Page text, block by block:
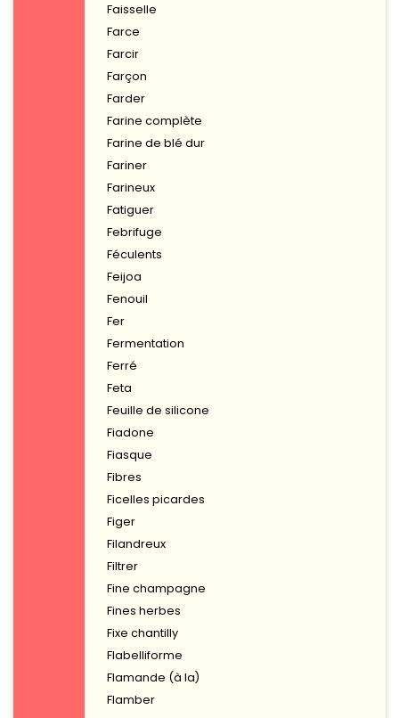
Faisselle
Farce
Farcir
Farçon
Farder
Farine complète
Farine de blé dur
Fariner
Farineux
Fatiguer
Febrifuge
Féculents
Feijoa
Fenouil
Fer
Fermentation
Ferré
Feta
Feuille de silicone
Fiadone
Fiasque
Fibres
Ficelles picardes
Figer
Filandreux
Filtrer
Fine champagne
Fines herbes
Fixe chantilly
Flabelliforme
Flamande (à la)
Flamber